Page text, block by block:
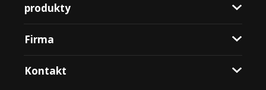
produkty
Firma
Kontakt